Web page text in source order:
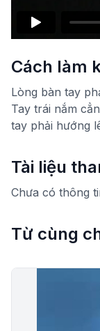
Cách làm
Lòng bàn tay
Tay trái nắm
tay phải hướng
Tài liệu
Chưa có thông
Từ cùng